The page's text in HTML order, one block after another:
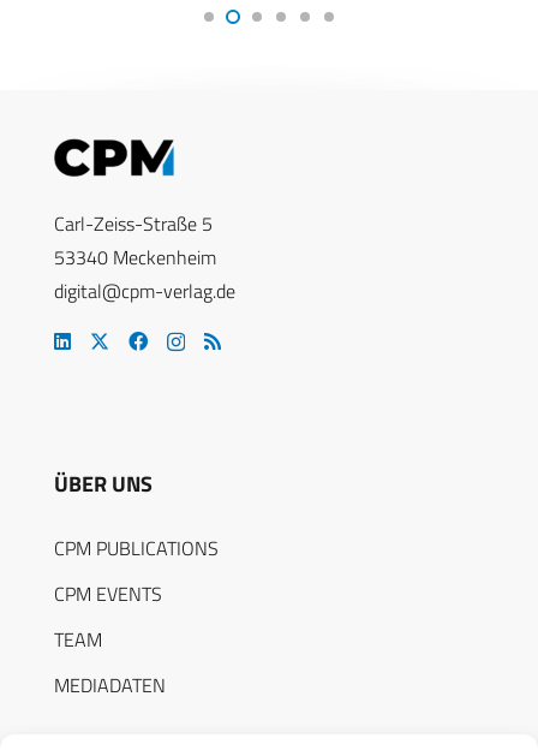
Carl-Zeiss-Straße 5
53340 Meckenheim
digital@cpm-verlag.de
ÜBER UNS
CPM PUBLICATIONS
CPM EVENTS
TEAM
MEDIADATEN